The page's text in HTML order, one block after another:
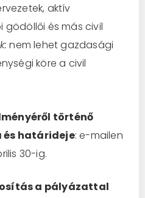
aktív
és más civil
nem lehet gazdasági
köre a civil
történő
határideje: e-mailen
30-ig.
a pályázattal